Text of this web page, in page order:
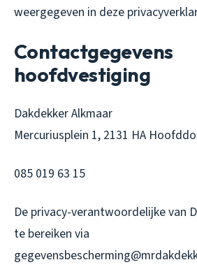
weergegeven in deze
Contactgegevens
hoofdvestiging
Dakdekker Alkmaar
Mercuriusplein 1, 2131 HA
085 019 63 15
De privacy-verantwoordelijke van
te bereiken via